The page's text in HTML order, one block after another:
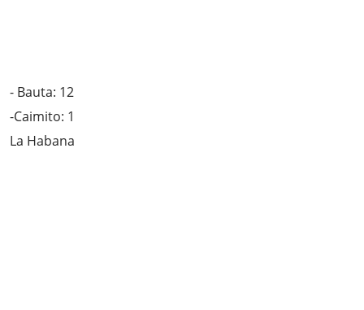
- Bauta: 12
-Caimito: 1
La Habana